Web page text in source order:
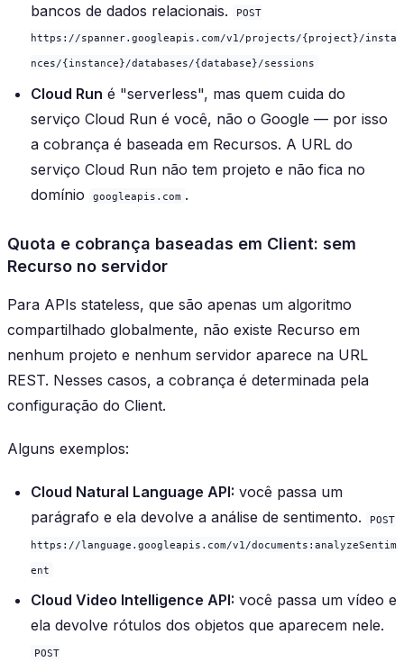
bancos de dados relacionais.
POST
https://spanner.googleapis.com/v1/projects/{project}/insta
nces/{instance}/databases/{database}/sessions
Cloud Run é "serverless", mas quem cuida do
serviço Cloud Run é você, não o Google — por isso
a cobrança é baseada em Recursos. A URL do
serviço Cloud Run não tem projeto e não fica no
domínio
googleapis.com .
Quota e cobrança baseadas em Client: sem
Recurso no servidor
Para APIs stateless, que são apenas um algoritmo
compartilhado globalmente, não existe Recurso em
nenhum projeto e nenhum servidor aparece na URL
REST. Nesses casos, a cobrança é determinada pela
configuração do Client.
Alguns exemplos:
Cloud Natural Language API: você passa um
parágrafo e ela devolve a análise de sentimento.
POST
https://language.googleapis.com/v1/documents:analyzeSentim
ent
Cloud Video Intelligence API: você passa um vídeo e
ela devolve rótulos dos objetos que aparecem nele.
POST